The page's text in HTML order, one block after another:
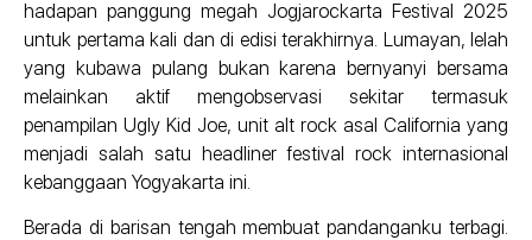
hadapan panggung megah Jogjarockarta Festival 2025
untuk pertama kali dan di edisi terakhirnya. Lumayan, lelah
yang kubawa pulang bukan karena bernyanyi bersama
melainkan aktif mengobservasi sekitar termasuk
penampilan Ugly Kid Joe, unit alt rock asal California yang
menjadi salah satu headliner festival rock internasional
kebanggaan Yogyakarta ini.
Berada di barisan tengah membuat pandanganku terbagi.